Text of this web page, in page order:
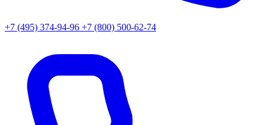
+7 (495) 374-94-96 +7 (800) 500-62-74